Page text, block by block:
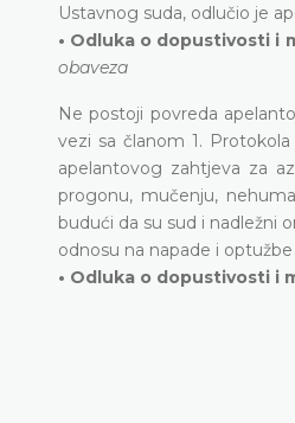
Ustavnog suda, odlučio je
• Odluka o dopustivosti i
obaveza
Ne postoji povreda
vezi sa članom 1.
apelantovog zahtjeva za
progonu, mučenju,
budući da su sud i nadležni
odnosu na napade i
• Odluka o dopustivosti i